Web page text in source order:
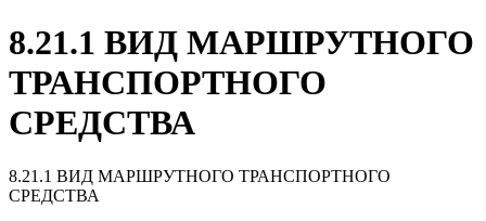
8.21.1 ВИД МАРШРУТНОГО
ТРАНСПОРТНОГО
СРЕДСТВА
8.21.1 ВИД МАРШРУТНОГО ТРАНСПОРТНОГО
СРЕДСТВА